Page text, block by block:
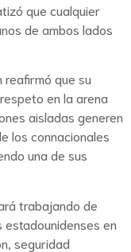
que cualquier
de ambos lados
reafirmó que su
en la arena
aisladas generen
los connacionales
una de sus
trabajando de
en
seguridad